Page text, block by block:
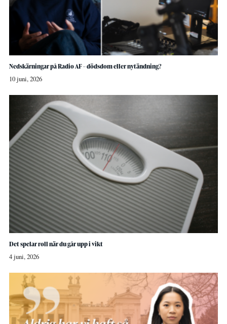
Nedskärningar på Radio AF – dödsdom eller nytändning?
10 juni, 2026
Det spelar roll när du går upp i vikt
4 juni, 2026